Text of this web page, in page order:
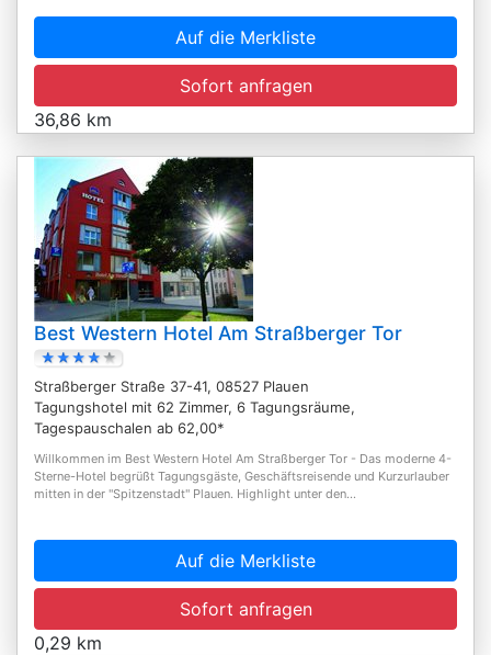
Auf die Merkliste
Sofort anfragen
36,86 km
Best Western Hotel Am Straßberger Tor
Straßberger Straße 37-41, 08527 Plauen
Tagungshotel mit 62 Zimmer, 6 Tagungsräume,
Tagespauschalen ab 62,00*
Willkommen im Best Western Hotel Am Straßberger Tor - Das moderne 4-
Sterne-Hotel begrüßt Tagungsgäste, Geschäftsreisende und Kurzurlauber
mitten in der "Spitzenstadt" Plauen. Highlight unter den...
Auf die Merkliste
Sofort anfragen
0,29 km